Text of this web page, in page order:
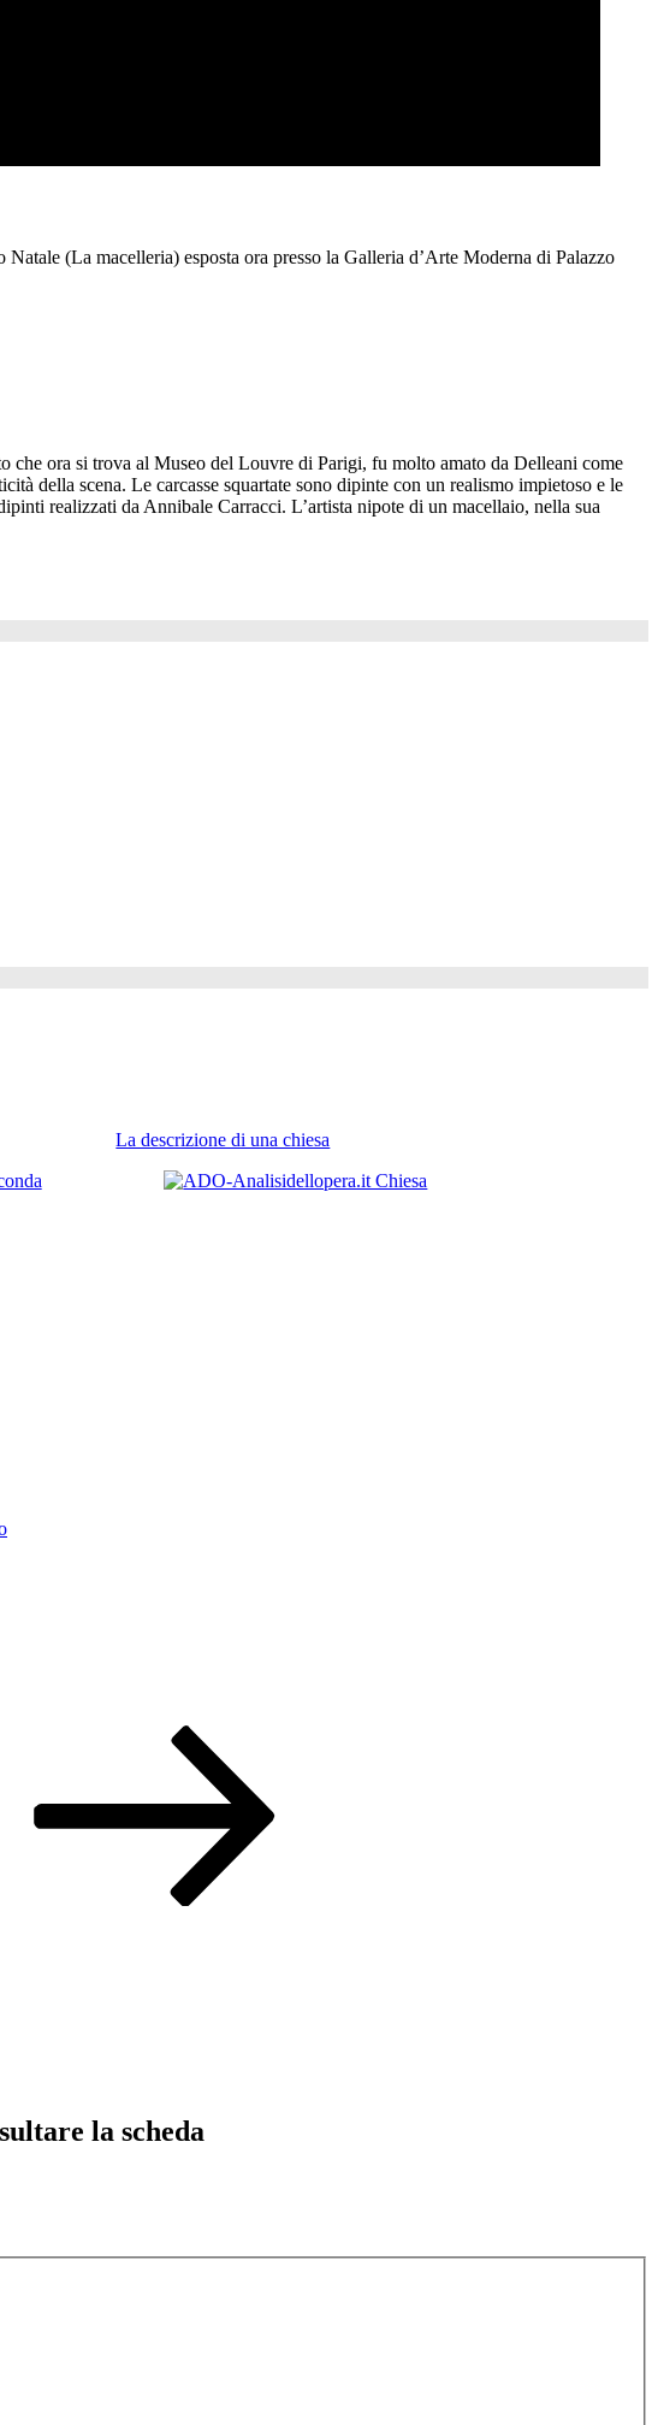
(La macelleria) esposta ora presso la Galleria d’Arte Moderna di Palazzo
che ora si trova al Museo del Louvre di Parigi, fu molto amato da Delleani come
della scena. Le carcasse squartate sono dipinte con un realismo impietoso e le
realizzati da Annibale Carracci. L’artista nipote di un macellaio, nella sua
La descrizione di una chiesa
la scheda